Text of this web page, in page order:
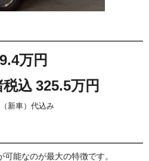
万円
込 325.5万円
新車）代込み
能なのが最大の特徴です。